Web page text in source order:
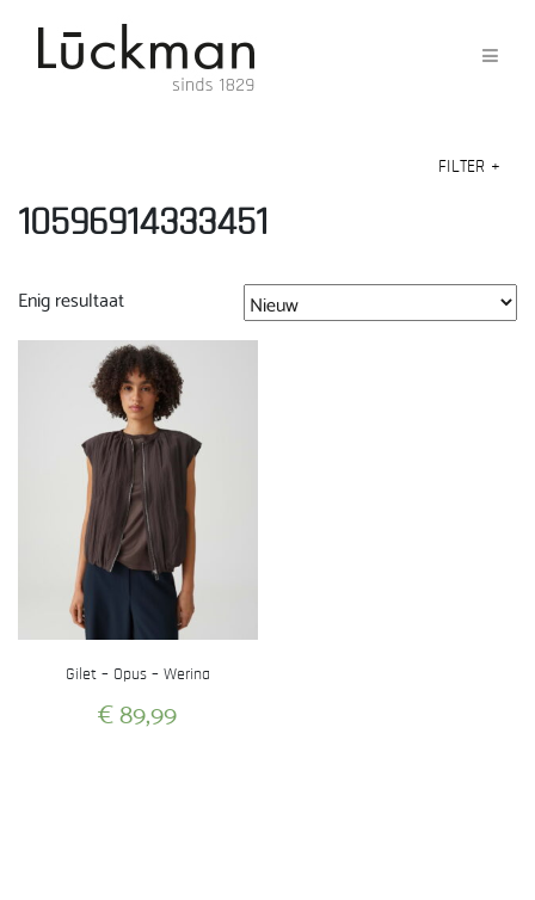
FILTER +
10596914333451
Enig resultaat
Gilet – Opus – Werina
€89,99